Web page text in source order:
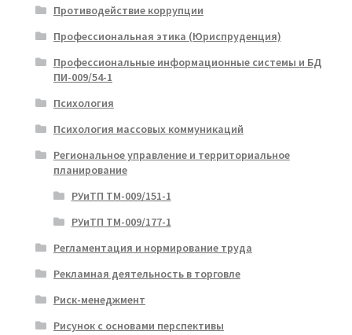
Противодействие коррупции
Профессиональная этика (Юриспруденция)
Профессиональные информационные системы и БД
ПИ-009/54-1
Психология
Психология массовых коммуникаций
Региональное управление и территориальное
планирование
РУиТП ТМ-009/151-1
РУиТП ТМ-009/177-1
Регламентация и нормирование труда
Рекламная деятельность в торговле
Риск-менеджмент
Рисунок с основами перспективы